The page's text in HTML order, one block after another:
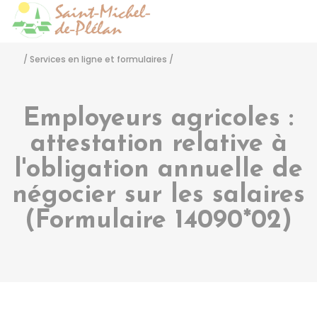
/ Services en ligne et formulaires /
Employeurs agricoles :
attestation relative à
l'obligation annuelle de
négocier sur les salaires
(Formulaire 14090*02)